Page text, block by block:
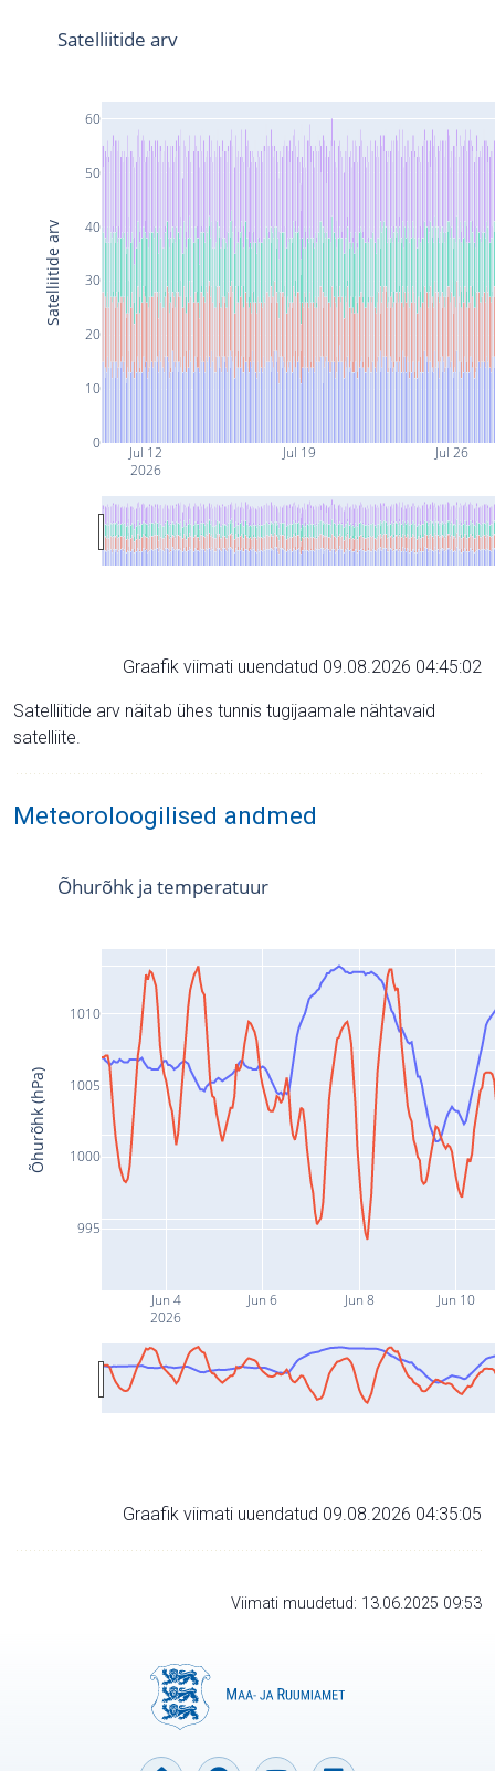
Jul 12
2026
Jul 19 Jul 26
0
10
20
30
40
50
60
Satelliitide arv
Satelliitide arv
Graafik viimati uuendatud 09.08.2026 04:45:02
Satelliitide arv näitab ühes tunnis tugijaamale nähtavaid
satelliite.
Meteoroloogilised andmed
Jun 4
2026
Jun 6 Jun 8 Jun 10
995
1000
1005
1010
Õhurõhk ja temperatuur
Õhurõhk (hPa)
Graafik viimati uuendatud 09.08.2026 04:35:05
Viimati muudetud: 13.06.2025 09:53